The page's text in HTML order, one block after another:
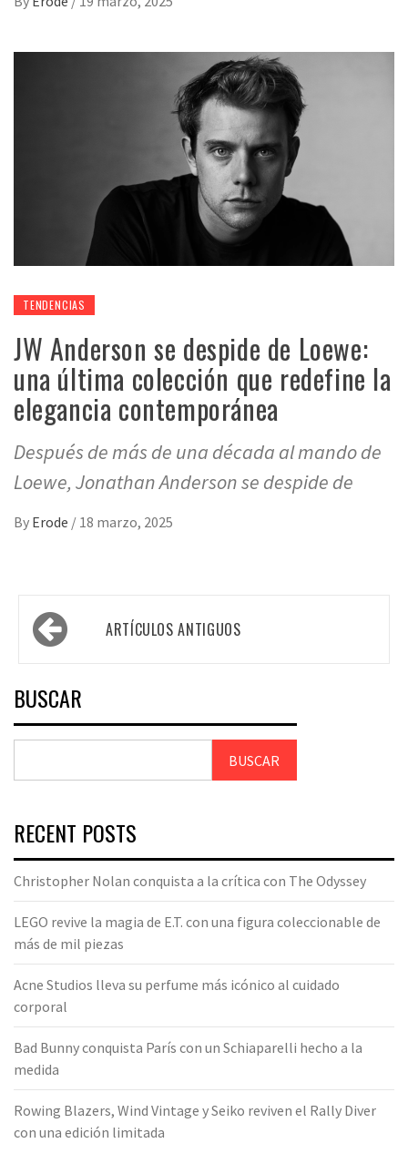
TENDENCIAS
JW Anderson se despide de Loewe:
una última colección que redefine la
elegancia contemporánea
Después de más de una década al mando de
Loewe, Jonathan Anderson se despide de
By Erode / 18 marzo, 2025
ARTÍCULOS ANTIGUOS
BUSCAR
BUSCAR
RECENT POSTS
Christopher Nolan conquista a la crítica con The Odyssey
LEGO revive la magia de E.T. con una figura coleccionable de
más de mil piezas
Acne Studios lleva su perfume más icónico al cuidado
corporal
Bad Bunny conquista París con un Schiaparelli hecho a la
medida
Rowing Blazers, Wind Vintage y Seiko reviven el Rally Diver
con una edición limitada